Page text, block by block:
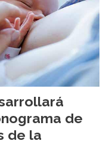
de
de la